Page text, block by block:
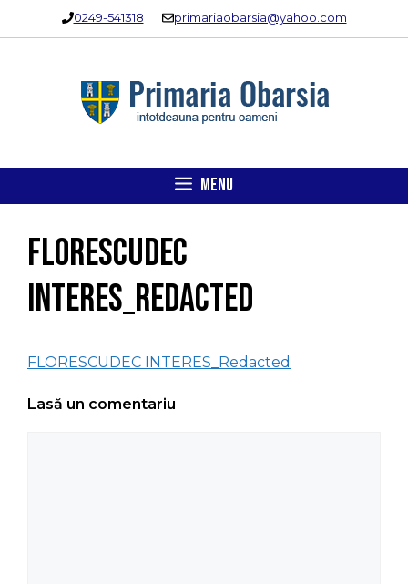
0249-541318 primariaobarsia@yahoo.com
MENU
FLORESCUDEC
INTERES_Redacted
FLORESCUDEC INTERES_Redacted
Lasă un comentariu